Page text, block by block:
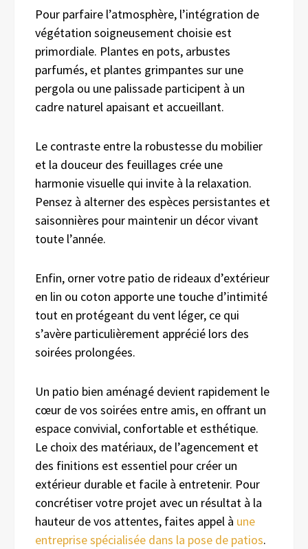
Pour parfaire l’atmosphère, l’intégration de
végétation soigneusement choisie est
primordiale. Plantes en pots, arbustes
parfumés, et plantes grimpantes sur une
pergola ou une palissade participent à un
cadre naturel apaisant et accueillant.
Le contraste entre la robustesse du mobilier
et la douceur des feuillages crée une
harmonie visuelle qui invite à la relaxation.
Pensez à alterner des espèces persistantes et
saisonnières pour maintenir un décor vivant
toute l’année.
Enfin, orner votre patio de rideaux d’extérieur
en lin ou coton apporte une touche d’intimité
tout en protégeant du vent léger, ce qui
s’avère particulièrement apprécié lors des
soirées prolongées.
Un patio bien aménagé devient rapidement le
cœur de vos soirées entre amis, en offrant un
espace convivial, confortable et esthétique.
Le choix des matériaux, de l’agencement et
des finitions est essentiel pour créer un
extérieur durable et facile à entretenir. Pour
concrétiser votre projet avec un résultat à la
hauteur de vos attentes, faites appel à une
entreprise spécialisée dans la pose de patios.